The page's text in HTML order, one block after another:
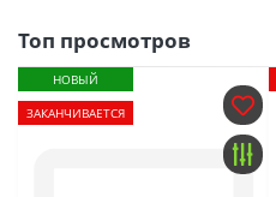
Топ просмотров
НОВЫЙ
ЗАКАНЧИВАЕТСЯ